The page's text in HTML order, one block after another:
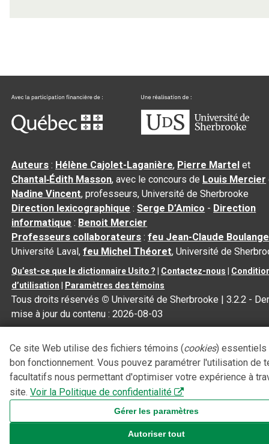
Auteurs : Hélène Cajolet-Laganière, Pierre Martel et
Chantal‑Édith Masson, avec le concours de Louis Mercier
Nadine Vincent, professeurs, Université de Sherbrooke
Direction lexicographique :Serge D’Amico - Direction
informatique : Benoit Mercier
Professeurs collaborateurs :feu Jean-Claude
Université Laval,feu Michel Théoret, Université de
Qu’est-ce que le dictionnaire Usito ? Contactez-nous
d’utilisation
Paramètres des témoins
Tous droits réservés © Université de Sherbrooke |3.2.2 -
mise à jour du contenu :2026-08-03
Ce site Web utilise des fichiers témoins (cookies) essentiels
bon fonctionnement. Vous pouvez paramétrer l'utilisation de
facultatifs nous permettant d'optimiser votre expérience à
site. Voir la Politique de confidentialité
Gérer les paramètres
Autoriser tout